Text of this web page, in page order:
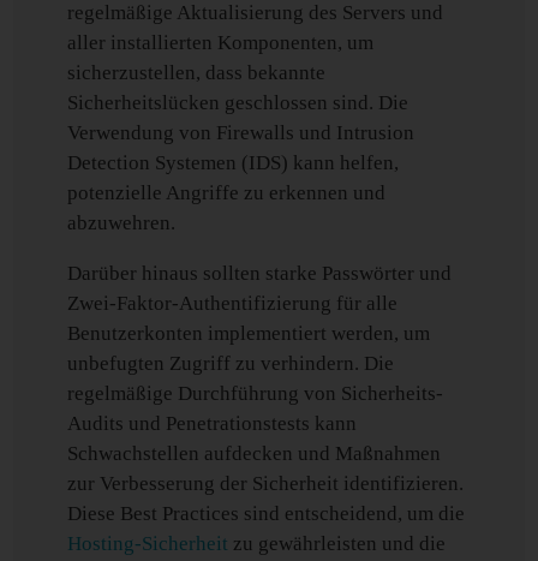
regelmäßige Aktualisierung des Servers und
aller installierten Komponenten, um
sicherzustellen, dass bekannte
Sicherheitslücken geschlossen sind. Die
Verwendung von Firewalls und Intrusion
Detection Systemen (IDS) kann helfen,
potenzielle Angriffe zu erkennen und
abzuwehren.
Darüber hinaus sollten starke Passwörter und
Zwei-Faktor-Authentifizierung für alle
Benutzerkonten implementiert werden, um
unbefugten Zugriff zu verhindern. Die
regelmäßige Durchführung von Sicherheits-
Audits und Penetrationstests kann
Schwachstellen aufdecken und Maßnahmen
zur Verbesserung der Sicherheit identifizieren.
Diese Best Practices sind entscheidend, um die
Hosting-Sicherheit zu gewährleisten und die